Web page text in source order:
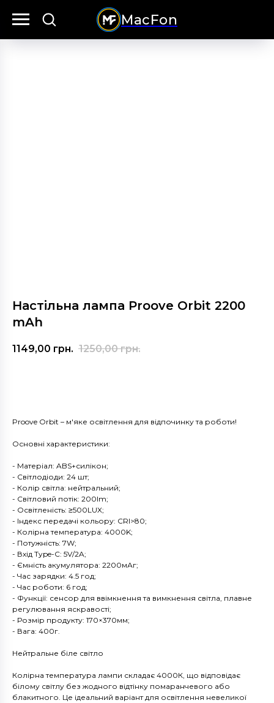
MacFon
Настільна лампа Proove Orbit 2200
mAh
1149,00 грн. 1250,00 грн.
Proove Orbit – м'яке освітлення для відпочинку та роботи!
Основні характеристики:
- Матеріал: ABS+силікон;
- Світлодіоди: 24 шт;
- Колір світла: нейтральний;
- Світловий потік: 200lm;
- Освітленість: ≥500LUX;
- Індекс передачі кольору: CRI>80;
- Колірна температура: 4000K;
- Потужність: 7W;
- Вхід Type-C: 5V/2A;
- Ємність акумулятора: 2200мАг;
- Час зарядки: 4.5 год;
- Час роботи: 6 год;
- Функції: сенсор для ввімкнення та вимкнення світла, плавне
регулювання яскравості;
- Розмір продукту: 170×370мм;
- Вага: 400г.
Нейтральне біле світло
Колірна температура лампи складає 4000К, що відповідає
білому світлу без жодного відтінку помаранчевого або
блакитного. Це ідеальний варіант для освітлення невеликої